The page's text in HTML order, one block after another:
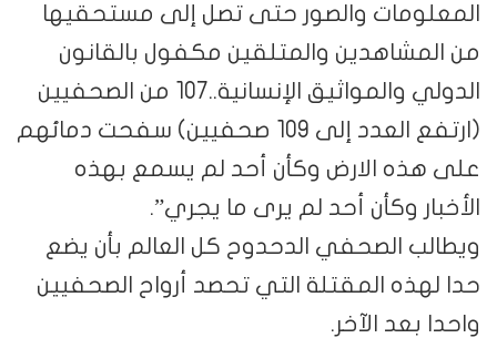
المعلومات والصور حتى تصل إلى مستحقيها
من المشاهدين والمتلقين مكفول بالقانون
الدولي والمواثيق الإنسانية..107 من الصحفيين
(ارتفع العدد إلى 109 صحفيين) سفحت دمائهم
على هذه الارض وكأن أحد لم يسمع بهذه
الأخبار وكأن أحد لم يرى ما يجري”.
ويطالب الصحفي الدحدوح كل العالم بأن يضع
حدا لهذه المقتلة التي تحصد أرواح الصحفيين
واحدا بعد الآخر.